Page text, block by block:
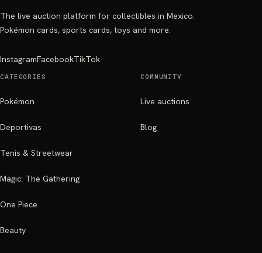
The live auction platform for collectibles in Mexico.
Pokémon cards, sports cards, toys and more.
InstagramFacebookTikTok
CATEGORIES
Pokémon
Deportivas
Tenis & Streetwear
Magic: The Gathering
One Piece
Beauty
COMMUNITY
Live auctions
Blog